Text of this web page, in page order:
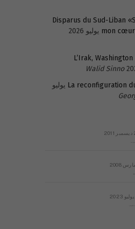
Disparus du Sud-Liban
mon
L’Irak,
Walid Sinno
La reconfiguration 12 يوليو